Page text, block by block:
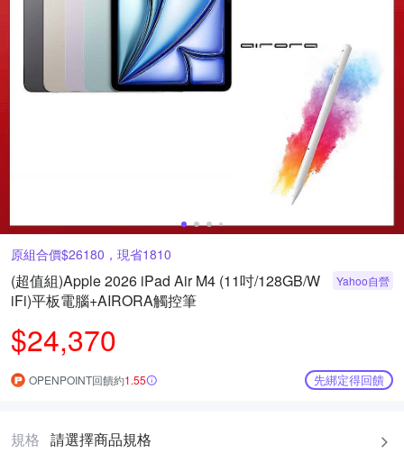
原組合價$26180，現省1810
(超值組)Apple 2026 iPad Air M4 (11吋/128GB/W
iFi)平板電腦+AIRORA觸控筆
$24,370
Yahoo自營
OPENPOINT回饋約1.55 先綁定得回饋
規格 請選擇商品規格